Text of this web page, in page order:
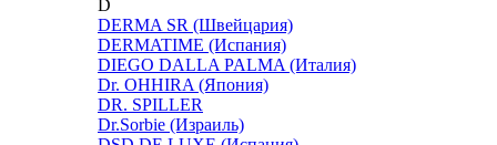
D
DERMA SR (Швейцария)
DERMATIME (Испания)
DIEGO DALLA PALMA (Италия)
Dr. OHHIRA (Япония)
DR. SPILLER
Dr.Sorbie (Израиль)